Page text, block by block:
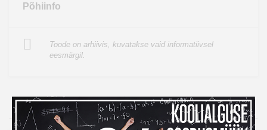
Põhiinfo
Toode on arhiivis, kuvatakse vaid informatiivsel
eesmärgil.
Ülevaade
Mänguasjad